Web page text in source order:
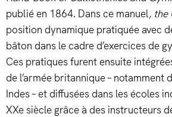
publié en 1864. Dans ce manuel, the
position dynamique pratiquée avec
bâton dans le cadre d’exercices de
Ces pratiques furent ensuite
de l’armée britannique – notamment
Indes – et diffusées dans les écoles
XXe siècle grâce à des instructeurs